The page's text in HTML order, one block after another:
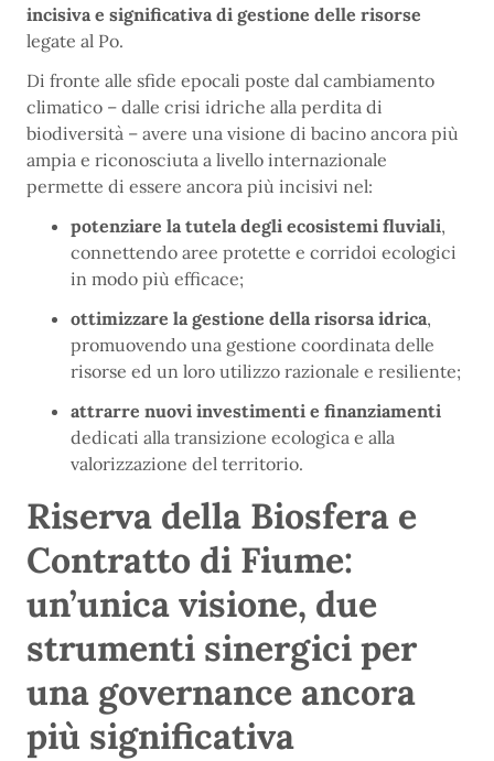
incisiva e significativa di gestione delle risorse
legate al Po.
Di fronte alle sfide epocali poste dal cambiamento
climatico – dalle crisi idriche alla perdita di
biodiversità – avere una visione di bacino ancora più
ampia e riconosciuta a livello internazionale
permette di essere ancora più incisivi nel:
potenziare la tutela degli ecosistemi fluviali,
connettendo aree protette e corridoi ecologici
in modo più efficace;
ottimizzare la gestione della risorsa idrica,
promuovendo una gestione coordinata delle
risorse ed un loro utilizzo razionale e resiliente;
attrarre nuovi investimenti e finanziamenti
dedicati alla transizione ecologica e alla
valorizzazione del territorio.
Riserva della Biosfera e
Contratto di Fiume:
un’unica visione, due
strumenti sinergici per
una governance ancora
più significativa